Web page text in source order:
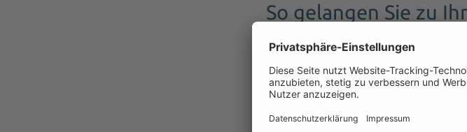
So gelangen Sie zu
1. Füllen Sie das Formular aus und
2. Bestätige Sie Ihre E-Mail-
3. Sie erhalten von uns eine
4. Mit dem Klick auf den